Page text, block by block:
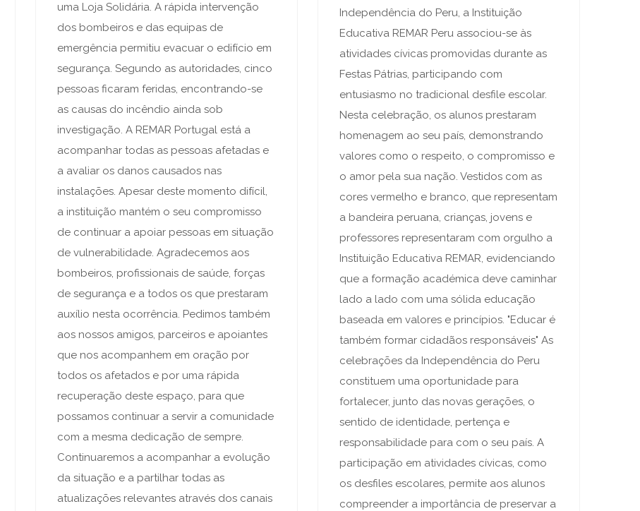
uma Loja Solidária. A rápida intervenção
dos bombeiros e das equipas de
emergência permitiu evacuar o edifício em
segurança. Segundo as autoridades, cinco
pessoas ficaram feridas, encontrando-se
as causas do incêndio ainda sob
investigação. A REMAR Portugal está a
acompanhar todas as pessoas afetadas e
a avaliar os danos causados nas
instalações. Apesar deste momento difícil,
a instituição mantém o seu compromisso
de continuar a apoiar pessoas em situação
de vulnerabilidade. Agradecemos aos
bombeiros, profissionais de saúde, forças
de segurança e a todos os que prestaram
auxílio nesta ocorrência. Pedimos também
aos nossos amigos, parceiros e apoiantes
que nos acompanhem em oração por
todos os afetados e por uma rápida
recuperação deste espaço, para que
possamos continuar a servir a comunidade
com a mesma dedicação de sempre.
Continuaremos a acompanhar a evolução
da situação e a partilhar todas as
atualizações relevantes através dos canais
Independência do Peru, a Instituição
Educativa REMAR Peru associou-se às
atividades cívicas promovidas durante as
Festas Pátrias, participando com
entusiasmo no tradicional desfile escolar.
Nesta celebração, os alunos prestaram
homenagem ao seu país, demonstrando
valores como o respeito, o compromisso e
o amor pela sua nação. Vestidos com as
cores vermelho e branco, que representam
a bandeira peruana, crianças, jovens e
professores representaram com orgulho a
Instituição Educativa REMAR, evidenciando
que a formação académica deve caminhar
lado a lado com uma sólida educação
baseada em valores e princípios. "Educar é
também formar cidadãos responsáveis" As
celebrações da Independência do Peru
constituem uma oportunidade para
fortalecer, junto das novas gerações, o
sentido de identidade, pertença e
responsabilidade para com o seu país. A
participação em atividades cívicas, como
os desfiles escolares, permite aos alunos
compreender a importância de preservar a